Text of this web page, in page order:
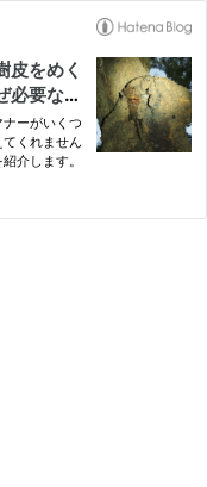
皮をめく
必要なの
ーがいくつ
くれません
介します。